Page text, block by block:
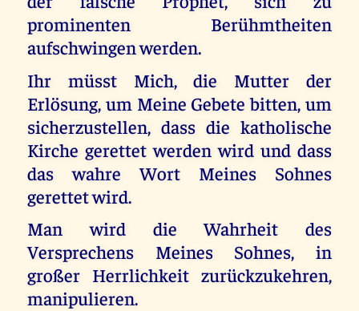
prominenten Berühmtheiten
aufschwingen werden.
Ihr müsst Mich, die Mutter der
Erlösung, um Meine Gebete bitten, um
sicherzustellen, dass die katholische
Kirche gerettet werden wird und dass
das wahre Wort Meines Sohnes
gerettet wird.
Man wird die Wahrheit des
Versprechens Meines Sohnes, in
großer Herrlichkeit zurückzukehren,
manipulieren.